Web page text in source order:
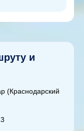
и
(Краснодарский